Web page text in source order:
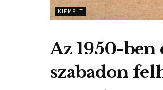
KIEMELT
Az 1950-
szabadon